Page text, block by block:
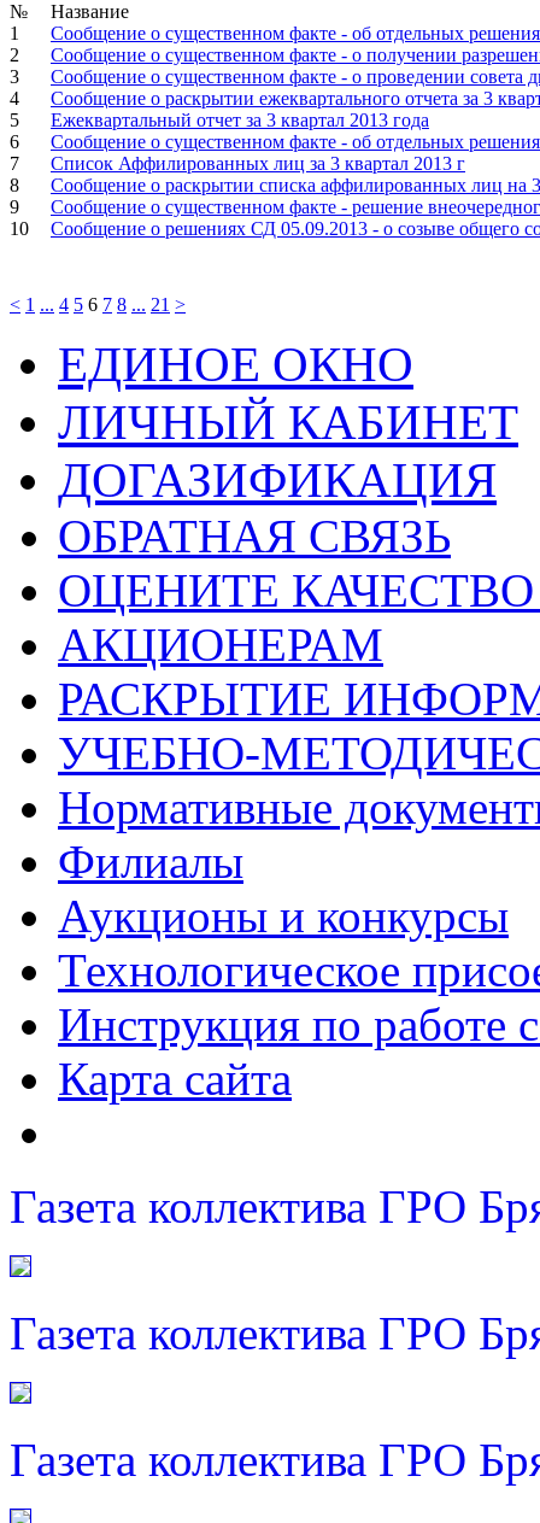
№
Название
1
Сообщение о существенном факте - об отдельных
2
Сообщение о существенном факте - о получении
3
Сообщение о существенном факте - о проведении совета
4
Сообщение о раскрытии ежеквартального отчета за 3
5
Ежеквартальный отчет за 3 квартал 2013 года
6
Сообщение о существенном факте - об отдельных
7
Список Аффилированных лиц за 3 квартал 2013 г
8
Сообщение о раскрытии списка аффилированных лиц на
9
Сообщение о существенном факте - решение
10
Сообщение о решениях СД 05.09.2013 - о созыве общего
< 1 ... 4 5 6 7 8 ... 21 >
ЕДИНОЕ ОКНО
ЛИЧНЫЙ КАБИНЕТ
ДОГАЗИФИКАЦИЯ
ОБРАТНАЯ СВЯЗЬ
ОЦЕНИТЕ
АКЦИОНЕРАМ
РАСКРЫТИЕ
УЧЕБНО-
Нормативные
Филиалы
Аукционы и конкурсы
Технологическое
Инструкция по работе
Карта сайта
Газета коллектива ГРО
Газета коллектива ГРО
Газета коллектива ГРО